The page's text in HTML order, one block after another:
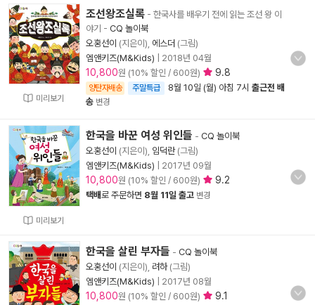
미리보기
조선왕조실록 - 한국사를 배우기 전에 읽는 조선 왕 이
야기 - CQ 놀이북
오홍선이 (지은이), 에스더 (그림)
엠앤키즈(M&Kids)
2018년 04월
10,800원 (10% 할인 / 600원) 9.8
양탄자배송 주말특급 8월 10일 (월) 아침 7시 출근전 배
송 변경
미리보기
한국을 바꾼 여성 위인들 - CQ 놀이북
오홍선이 (지은이), 임덕란(그림)
엠앤키즈(M&Kids)
2017년 09월
10,800원 (10% 할인 / 600원) 9.2
택배로 주문하면 8월 11일 출고 변경
한국을 살린 부자들 - CQ 놀이북
오홍선이 (지은이), 려하(그림)
엠앤키즈(M&Kids)
2017년 08월
10,800원 (10% 할인 / 600원)
9.1